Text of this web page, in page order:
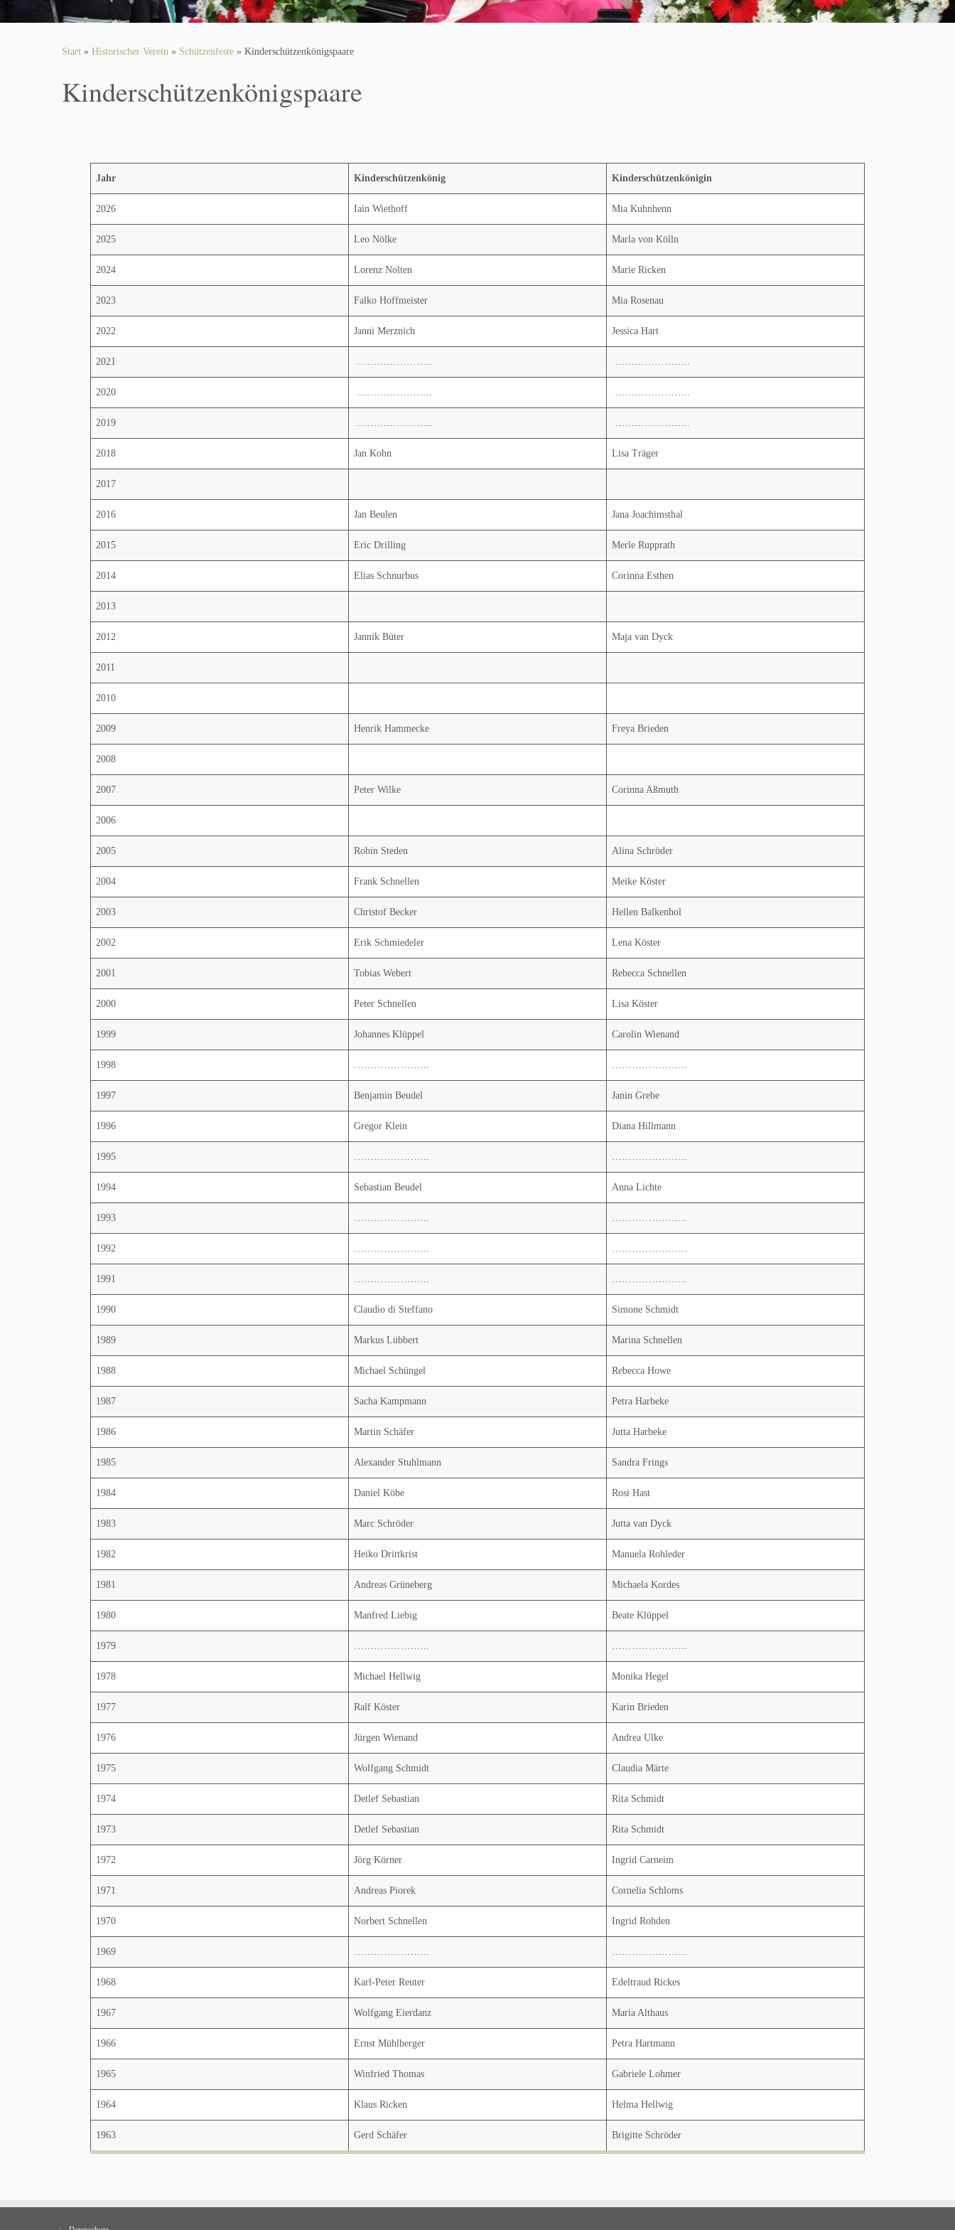
Start » Historischer Verein » Schützenfeste » Kinderschützenkönigspaare
Kinderschützenkönigspaare
Jahr Kinderschützenkönig Kinderschützenkönigin
2026 Iain Wiethoff Mia Kuhnhenn
2025 Leo Nölke Marla von Kölln
2024 Lorenz Nolten Marie Ricken
2023 Falko Hoffmeister Mia Rosenau
2022 Janni Merznich Jessica Hart
2021 ………………….. …………………..
2020 ………………….. …………………..
2019 ………………….. …………………..
2018 Jan Kohn Lisa Träger
2017
2016 Jan Beulen Jana Joachimsthal
2015 Eric Drilling Merle Rupprath
2014 Elias Schnurbus Corinna Esthen
2013
2012 Jannik Büter Maja van Dyck
2011
2010
2009 Henrik Hammecke Freya Brieden
2008
2007 Peter Wilke Corinna Aßmuth
2006
2005 Robin Steden Alina Schröder
2004 Frank Schnellen Meike Köster
2003 Christof Becker Hellen Balkenhol
2002 Erik Schmiedeler Lena Köster
2001 Tobias Webert Rebecca Schnellen
2000 Peter Schnellen Lisa Köster
1999 Johannes Klüppel Carolin Wienand
1998 ………………….. …………………..
1997 Benjamin Beudel Janin Grebe
1996 Gregor Klein Diana Hillmann
1995 ………………….. …………………..
1994 Sebastian Beudel Anna Lichte
1993 ………………….. …………………..
1992 ………………….. …………………..
1991 ………………….. …………………..
1990 Claudio di Steffano Simone Schmidt
1989 Markus Lübbert Marina Schnellen
1988 Michael Schüngel Rebecca Howe
1987 Sacha Kampmann Petra Harbeke
1986 Martin Schäfer Jutta Harbeke
1985 Alexander Stuhlmann Sandra Frings
1984 Daniel Köbe Rosi Hast
1983 Marc Schröder Jutta van Dyck
1982 Heiko Drittkrist Manuela Rohleder
1981 Andreas Grüneberg Michaela Kordes
1980 Manfred Liebig Beate Klüppel
1979 ………………….. …………………..
1978 Michael Hellwig Monika Hegel
1977 Ralf Köster Karin Brieden
1976 Jürgen Wienand Andrea Ulke
1975 Wolfgang Schmidt Claudia Märte
1974 Detlef Sebastian Rita Schmidt
1973 Detlef Sebastian Rita Schmidt
1972 Jörg Körner Ingrid Carneim
1971 Andreas Piorek Cornelia Schloms
1970 Norbert Schnellen Ingrid Rohden
1969 ………………….. …………………..
1968 Karl-Peter Reuter Edeltraud Rickes
1967 Wolfgang Eierdanz Maria Althaus
1966 Ernst Mühlberger Petra Hartmann
1965 Winfried Thomas Gabriele Lohmer
1964 Klaus Ricken Helma Hellwig
1963 Gerd Schäfer Brigitte Schröder